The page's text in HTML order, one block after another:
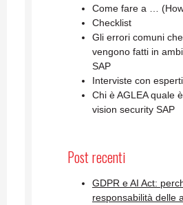
Come fare a …
Checklist
Gli errori comuni
vengono fatti in
SAP
Interviste con
Chi è AGLEA quale
vision security SAP
Post recenti
GDPR e AI Act:
responsabilità delle